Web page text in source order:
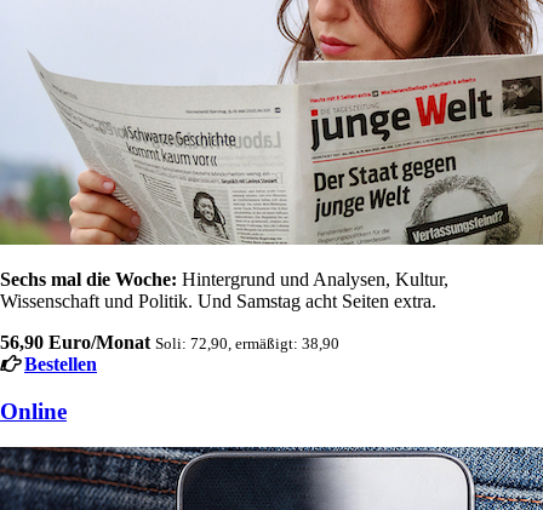
Sechs mal die Woche: Hintergrund und Analysen, Kultur,
Wissenschaft und Politik. Und Samstag acht Seiten extra.
56,90 Euro/Monat Soli: 72,90, ermäßigt: 38,90
Bestellen
Online